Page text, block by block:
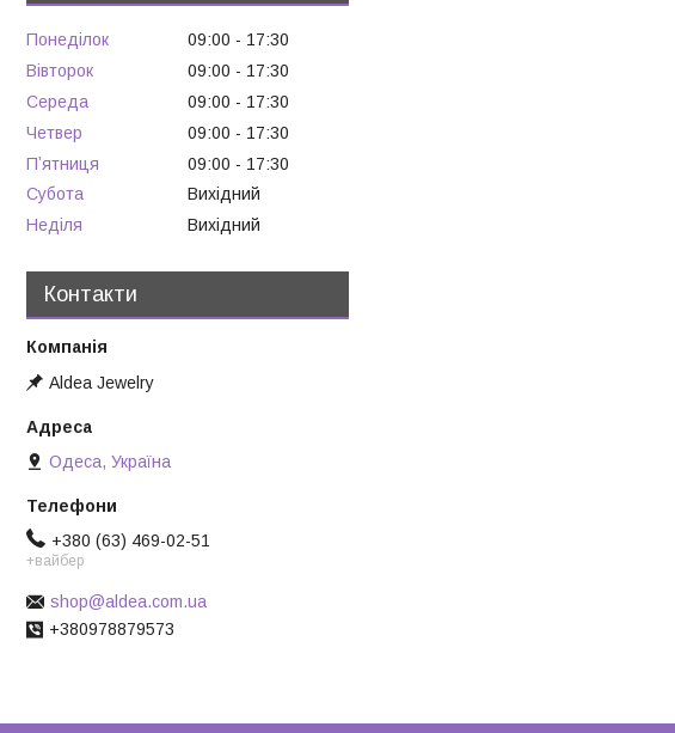
Понеділок 09:00
17:30
Вівторок
09:00
17:30
Середа
09:00
17:30
Четвер
09:00
17:30
Пʼятниця
09:00
17:30
Субота
Вихідний
Неділя
Вихідний
Контакти
Aldea Jewelry
Одеса, Україна
+380 (63) 469-02-51
+вайбер
shop@aldea.com.ua
+380978879573